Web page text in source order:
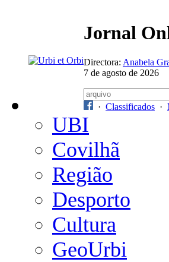
Jornal
Directora: Anabela
7 de agosto de 2026
· Classificados ·
UBI
Covilhã
Região
Desporto
Cultura
GeoUrbi